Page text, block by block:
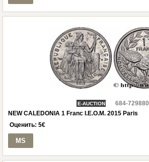
E-AUCTION
684-729880
NEW CALEDONIA 1 Franc I.E.O.M. 2015 Paris
Оценить: 5€
MS